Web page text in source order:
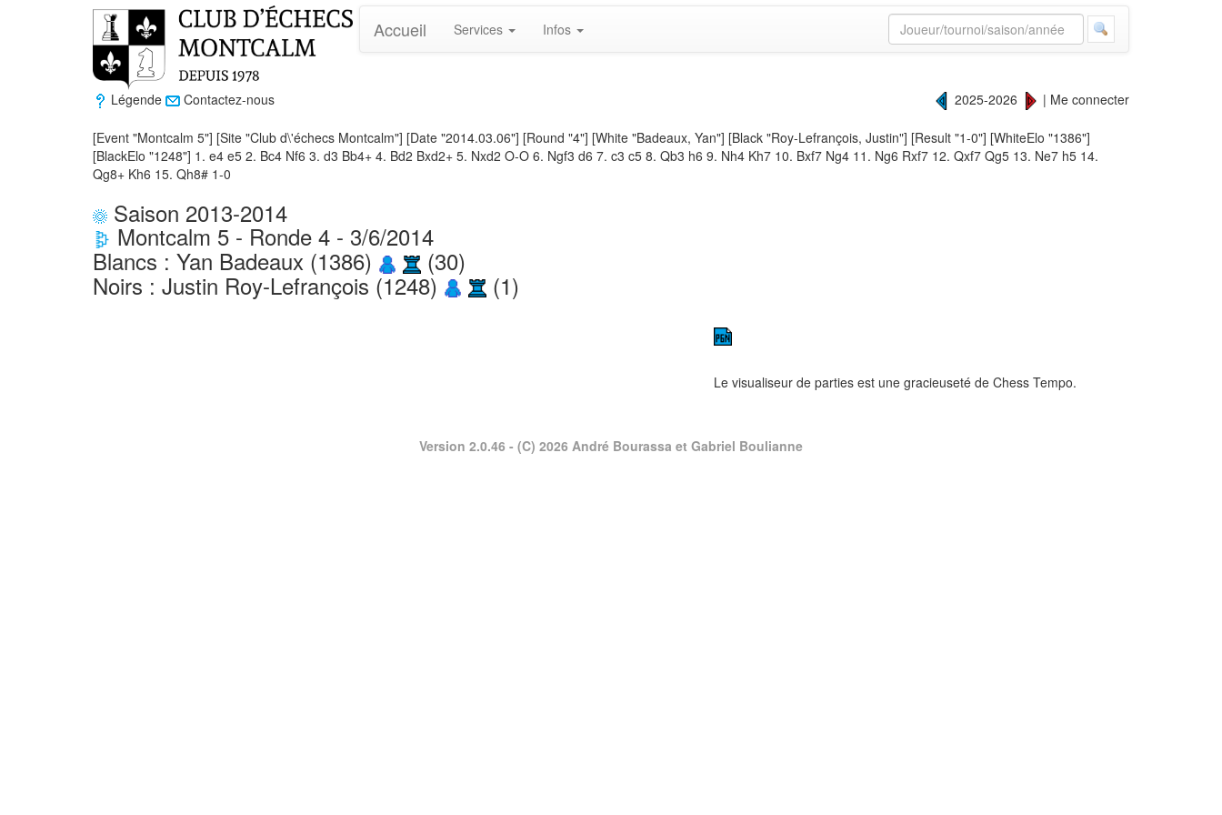
Accueil Services Infos
Légende Contactez-nous 2025-2026 | Me connecter
[Event "Montcalm 5"] [Site "Club d\'échecs Montcalm"] [Date "2014.03.06"] [Round "4"] [White "Badeaux, Yan"] [Black "Roy-Lefrançois, Justin"] [Result "1-0"] [WhiteElo "1386"]
[BlackElo "1248"] 1. e4 e5 2. Bc4 Nf6 3. d3 Bb4+ 4. Bd2 Bxd2+ 5. Nxd2 O-O 6. Ngf3 d6 7. c3 c5 8. Qb3 h6 9. Nh4 Kh7 10. Bxf7 Ng4 11. Ng6 Rxf7 12. Qxf7 Qg5 13. Ne7 h5 14.
Qg8+ Kh6 15. Qh8# 1-0
Saison 2013-2014
Montcalm 5 - Ronde 4 - 3/6/2014
Blancs : Yan Badeaux (1386) (30)
Noirs : Justin Roy-Lefrançois (1248) (1)
Le visualiseur de parties est une gracieuseté de Chess Tempo.
Version 2.0.46 - (C) 2026 André Bourassa et Gabriel Boulianne